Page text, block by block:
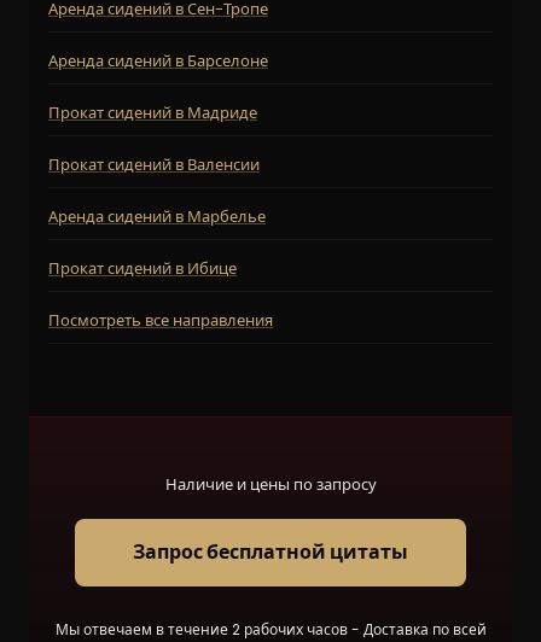
Аренда сидений в Сен-Тропе
Аренда сидений в Барселоне
Прокат сидений в Мадриде
Прокат сидений в Валенсии
Аренда сидений в Марбелье
Прокат сидений в Ибице
Посмотреть все направления
Наличие и цены по запросу
Запрос бесплатной цитаты
Мы отвечаем в течение 2 рабочих часов - Доставка по всей